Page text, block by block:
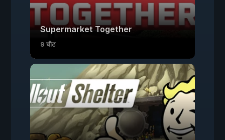
Supermarket Together
9 चीट